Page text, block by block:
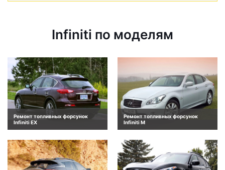
Infiniti по моделям
Ремонт топливных форсунок
Infiniti EX
Ремонт топливных форсунок
Infiniti M